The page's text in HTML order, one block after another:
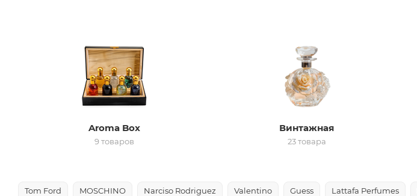
Aroma Box
9 товаров
Винтажная
23 товара
Tom Ford MOSCHINO Narciso Rodriguez Valentino Guess Lattafa Perfumes